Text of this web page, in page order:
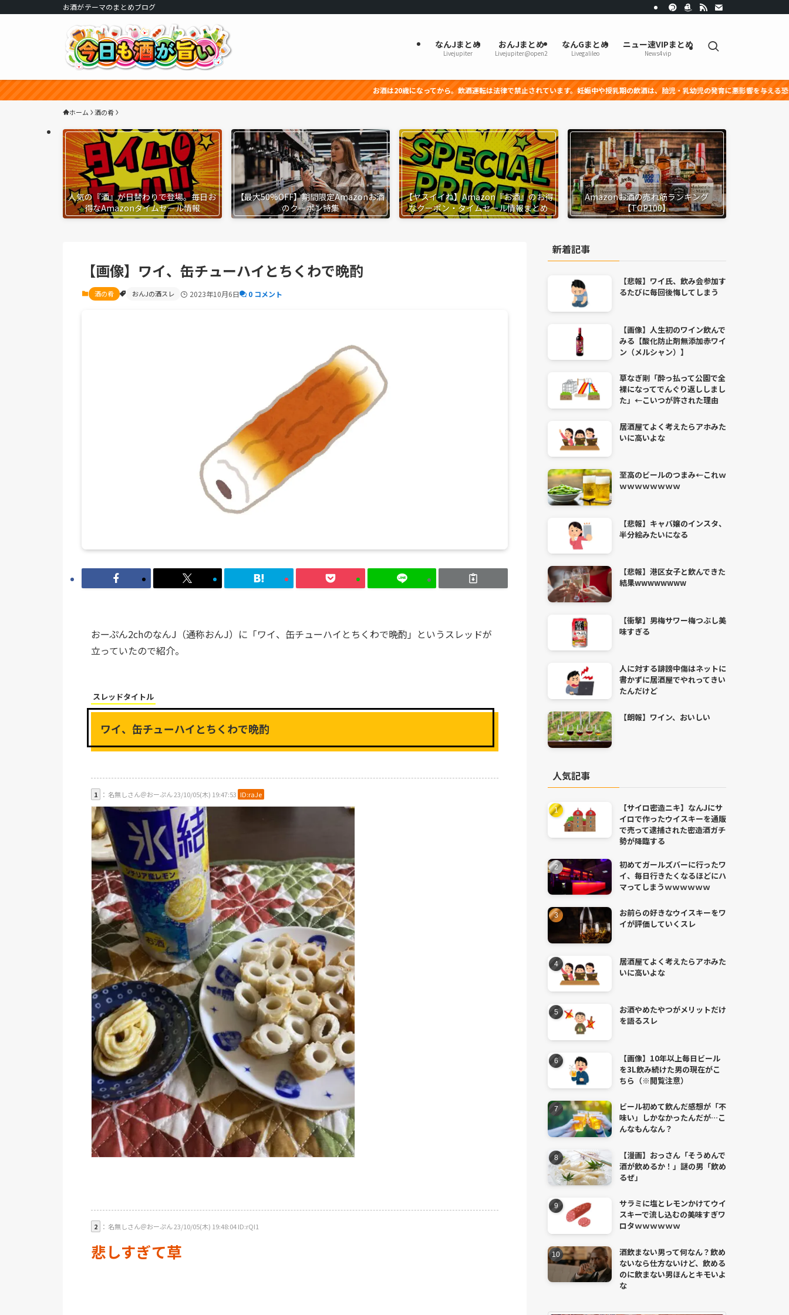
お酒がテーマのまとめブログ
なんJまとめ
Livejupiter
おんJまとめ
Livejupiter@open2
なんGまとめ
Livegalileo
ニュー速VIPまとめ
News4vip
お酒は20歳になってから。飲酒運転は法律で禁止されています。妊娠中や授乳期の飲酒は、胎児・乳幼児の発育に悪影響を与える恐れがあります。
ホーム 酒の肴
人気の『酒』が日替わりで登場。毎日お
得なAmazonタイムセール情報
【最大50%OFF】期間限定Amazonお酒
のクーポン特集
【ヤスイイね】Amazon『お酒』のお得
なクーポン・タイムセール情報まとめ
Amazonお酒の売れ筋ランキング
【TOP100】
【画像】ワイ、缶チューハイとちくわで晩酌
酒の肴 おんJの酒スレ 2023年10月6日 0 コメント
おーぷん2chのなんJ（通称おんJ）に「ワイ、缶チューハイとちくわで晩酌」というスレッドが
立っていたので紹介。
スレッドタイトル
ワイ、缶チューハイとちくわで晩酌
1 ： 名無しさん＠おーぷん 23/10/05(木) 19:47:53 ID:raJe
2 ： 名無しさん＠おーぷん 23/10/05(木) 19:48:04 ID:rQI1
悲しすぎて草
新着記事
【悲報】ワイ氏、飲み会参加す
るたびに毎回後悔してしまう
【画像】人生初のワイン飲んで
みる【酸化防止剤無添加赤ワイ
ン（メルシャン）】
草なぎ剛「酔っ払って公園で全
裸になってでんぐり返ししまし
た」←こいつが許された理由
居酒屋てよく考えたらアホみた
いに高いよな
至高のビールのつまみ←これｗ
ｗｗｗｗｗｗｗｗ
【悲報】キャバ嬢のインスタ、
半分絵みたいになる
【悲報】港区女子と飲んできた
結果wwwwwwww
【衝撃】男梅サワー梅つぶし美
味すぎる
人に対する誹謗中傷はネットに
書かずに居酒屋でやれってきい
たんだけど
【朗報】ワイン、おいしい
人気記事
【サイロ密造ニキ】なんJにサ
イロで作ったウイスキーを通販
で売って逮捕された密造酒ガチ
勢が降臨する
初めてガールズバーに行ったワ
イ、毎日行きたくなるほどにハ
マってしまうｗｗｗｗｗｗ
お前らの好きなウイスキーをワ
イが評価していくスレ
居酒屋てよく考えたらアホみた
いに高いよな
お酒やめたやつがメリットだけ
を語るスレ
【画像】10年以上毎日ビール
を3L飲み続けた男の現在がこ
ちら（※閲覧注意）
ビール初めて飲んだ感想が「不
味い」しかなかったんだが…こ
んなもんなん？
【漫画】おっさん「そうめんで
酒が飲めるか！」謎の男「飲め
るぜ」
サラミに塩とレモンかけてウイ
スキーで流し込むの美味すぎワ
ロタｗｗｗｗｗｗ
酒飲まない男って何なん？飲め
ないなら仕方ないけど、飲める
のに飲まない男ほんとキモいよ
な